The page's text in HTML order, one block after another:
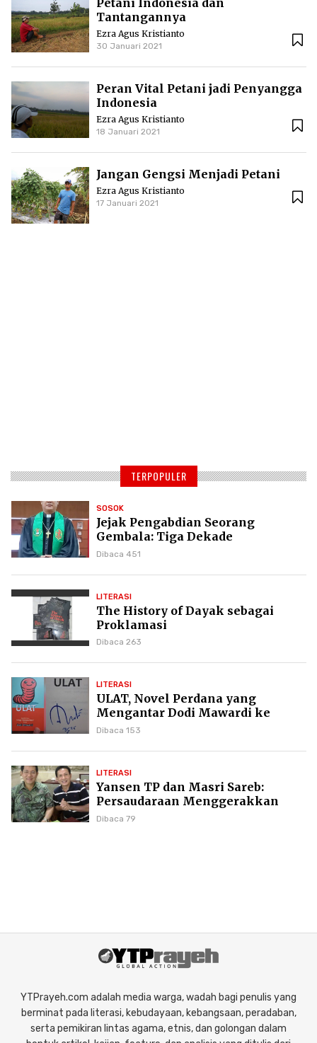
Petani Indonesia dan
Tantangannya
Ezra Agus Kristianto
30 Januari 2021
Peran Vital Petani jadi Penyangga
Indonesia
Ezra Agus Kristianto
18 Januari 2021
Jangan Gengsi Menjadi Petani
Ezra Agus Kristianto
17 Januari 2021
TERPOPULER
SOSOK
Jejak Pengabdian Seorang
Gembala: Tiga Dekade
Kepemimpinan Pdt. Dr. Yulius
Dibaca 451
LITERASI
The History of Dayak sebagai
Proklamasi
Dibaca 263
LITERASI
ULAT, Novel Perdana yang
Mengantar Dodi Mawardi ke
Puncak Karier Kepenulisan
Dibaca 153
LITERASI
Yansen TP dan Masri Sareb:
Persaudaraan Menggerakkan
Literasi Borneo
Dibaca 79
YTPrayeh.com adalah media warga, wadah bagi penulis yang
berminat pada literasi, kebudayaan, kebangsaan, peradaban,
serta pemikiran lintas agama, etnis, dan golongan dalam